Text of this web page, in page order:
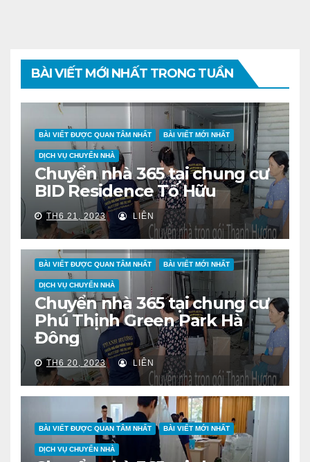
BÀI VIẾT MỚI NHẤT TRONG TUẦN
BÀI VIẾT ĐƯỢC QUAN TÂM NHẤT BÀI VIẾT MỚI NHẤT
DỊCH VỤ CHUYỂN NHÀ
Chuyển nhà 365 tại chung cư
BID Residence Tố Hữu
TH6 21, 2023 LIÊN
BÀI VIẾT ĐƯỢC QUAN TÂM NHẤT BÀI VIẾT MỚI NHẤT
DỊCH VỤ CHUYỂN NHÀ
Chuyển nhà 365 tại chung cư
Phú Thịnh Green Park Hà
Đông
TH6 20, 2023 LIÊN
BÀI VIẾT ĐƯỢC QUAN TÂM NHẤT BÀI VIẾT MỚI NHẤT
DỊCH VỤ CHUYỂN NHÀ